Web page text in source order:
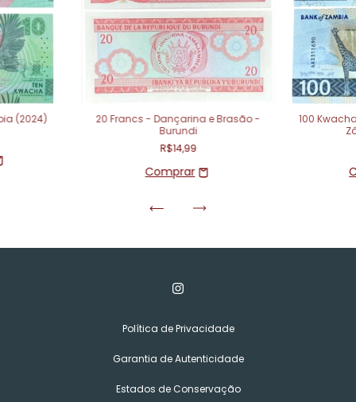
(2024)
20 Francs - Dançarina e Brasão -
Burundi
R$14,99
100
Política de Privacidade
Garantia de Autenticidade
Estados de Conservação